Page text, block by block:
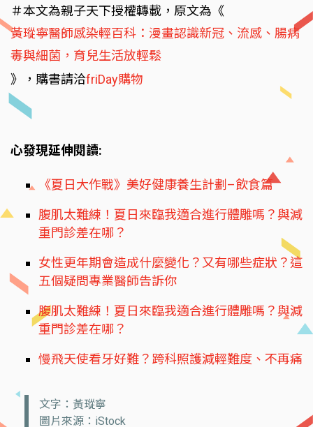
＃本文為親子天下授權轉載，原文為《
黃瑽寧醫師感染輕百科：漫畫認識新冠、流感、腸病
毒與細菌，育兒生活放輕鬆
》，購書請洽friDay購物
心發現延伸閱讀:
《夏日大作戰》美好健康養生計劃–飲食篇
腹肌太難練！夏日來臨我適合進行體雕嗎？與減
重門診差在哪？
女性更年期會造成什麼變化？又有哪些症狀？這
五個疑問專業醫師告訴你
腹肌太難練！夏日來臨我適合進行體雕嗎？與減
重門診差在哪？
慢飛天使看牙好難？跨科照護減輕難度、不再痛
文字：黃瑽寧
圖片來源：iStock